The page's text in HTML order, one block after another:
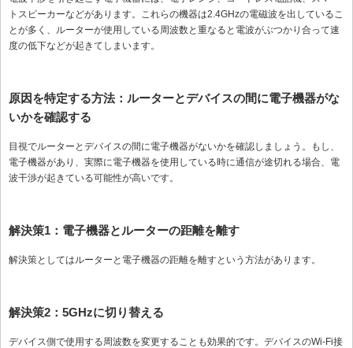
トスピーカーなどがあります。これらの機器は2.4GHzの電磁波を出しているこ
とが多く、ルーターが使用している周波数と重なると電波がぶつかり合って速
度の低下などが起きてしまいます。
原因を特定する方法：ルーターとデバイスの間に電子機器がな
いかを確認する
目視でルーターとデバイスの間に電子機器がないかを確認しましょう。もし、
電子機器があり、実際に電子機器を使用している時に通信が途切れる場合、電
波干渉が起きている可能性が高いです。
解決策1：電子機器とルーターの距離を離す
解決策としてはルーターと電子機器の距離を離すという方法があります。
解決策2：5GHzに切り替える
デバイス側で使用する周波数を変更することも効果的です。デバイスのWi-Fi接